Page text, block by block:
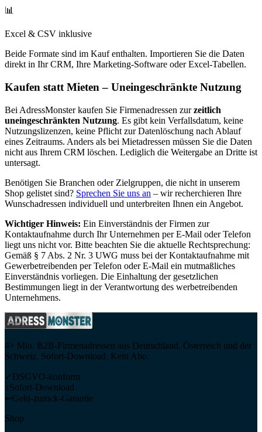
📊
Excel & CSV inklusive
Beide Formate sind im Kauf enthalten. Importieren Sie die Daten
direkt in Ihr CRM, Ihre Marketing-Software oder Excel-Tabellen.
Kaufen statt Mieten – Uneingeschränkte Nutzung
Bei AdressMonster kaufen Sie Firmenadressen zur zeitlich
uneingeschränkten Nutzung. Es gibt kein Verfallsdatum, keine
Nutzungslizenzen, keine Pflicht zur Datenlöschung nach Ablauf
eines Zeitraums. Anders als bei Mietadressen müssen Sie die Daten
nicht aus Ihrem CRM löschen. Lediglich die Weitergabe an Dritte ist
untersagt.
Benötigen Sie Branchen oder Zielgruppen, die nicht in unserem
Shop gelistet sind? Sprechen Sie uns an – wir recherchieren Ihre
Wunschadressen individuell und unterbreiten Ihnen ein Angebot.
Wichtiger Hinweis: Ein Einverständnis der Firmen zur
Kontaktaufnahme durch Ihr Unternehmen per E-Mail oder Telefon
liegt uns nicht vor. Bitte beachten Sie die aktuelle Rechtsprechung:
Gemäß § 7 Abs. 2 Nr. 3 UWG muss bei der Kontaktaufnahme mit
Gewerbetreibenden per Telefon oder E-Mail ein mutmaßliches
Einverständnis vorliegen. Die Einhaltung der gesetzlichen
Bestimmungen liegt in der Verantwortung des werbetreibenden
Unternehmens.
4+ Mio. B2B-Firmenadressen aus Deutschland, Österreich und der
Schweiz. Sofort-Download. Kein Abo.
✓ DSGVO-konform
↓Sofort-Download
↩Geld-zurück-Garantie
Shop